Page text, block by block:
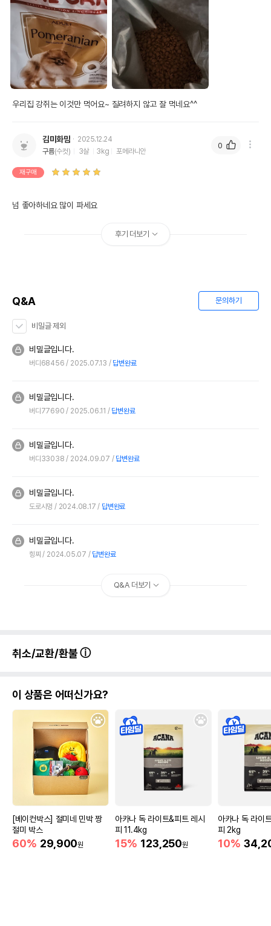
우리집 강쥐는 이것만 먹어요~ 질려하지 않고 잘 먹네요^^
김미화맘
2025.12.24
구름(수컷) 3살 3kg 포메라니안
재구매
넘 좋아하네요 많이 파세요
0
후기 더보기
Q&A 문의하기
비밀글 제외
비밀글입니다.
버디68456 2025.07.13 답변완료
비밀글입니다.
버디77690 2025.06.11 답변완료
비밀글입니다.
버디33038 2024.09.07 답변완료
비밀글입니다.
도로시멍 2024.08.17 답변완료
비밀글입니다.
힝찌 2024.05.07 답변완료
Q&A 더보기
취소/교환/환불
이 상품은 어떠신가요?
[베이컨박스] 절미네 민박 짱
절미 박스
60% 29,900원
아카나 독 라이트&피트 레시
피 11.4kg
15% 123,250원
아카나 독 라이
피 2kg
10%